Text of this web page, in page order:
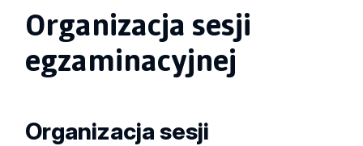
Organizacja sesji
egzaminacyjnej
Organizacja sesji